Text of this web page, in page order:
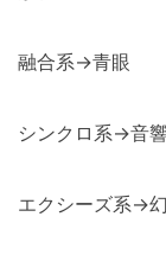
融合系→青眼
シンクロ系→音
エクシーズ系→